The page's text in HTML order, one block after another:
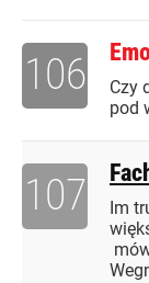
Czy
pod
106
Im
107